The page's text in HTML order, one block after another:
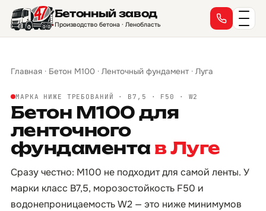
Бетонный завод
Производство бетона · Ленобласть
Главная · Бетон М100 · Ленточный фундамент · Луга
МАРКА НИЖЕ ТРЕБОВАНИЙ · B7,5 · F50 · W2
Бетон М100 для
ленточного
фундамента в Луге
Сразу честно: М100 не подходит для самой ленты. У
марки класс B7,5, морозостойкость F50 и
водонепроницаемость W2 — это ниже минимумов